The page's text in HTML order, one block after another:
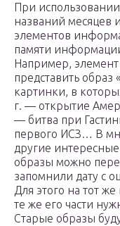
При
названий месяцев
элементов
памяти
Например, элемент
представить образ
картинки, в
г. — открытие
— битва при
первого ИСЗ… В
другие
образы можно
запомнили дату с
Для этого на тот
те же его части
Старые образы